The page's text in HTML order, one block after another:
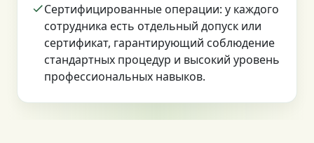
Сертифицированные операции: у каждого
сотрудника есть отдельный допуск или
сертификат, гарантирующий соблюдение
стандартных процедур и высокий уровень
профессиональных навыков.